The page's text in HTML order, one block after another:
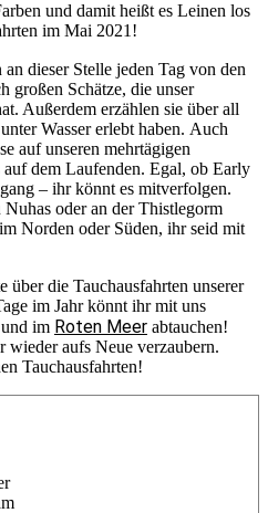
und damit heißt es Leinen los
im Mai 2021!
an dieser Stelle jeden Tag von den
großen Schätze, die unser
Außerdem erzählen sie über all
Wasser erlebt haben. Auch
auf unseren mehrtägigen
dem Laufenden. Egal, ob Early
– ihr könnt es mitverfolgen.
oder an der Thistlegorm
Norden oder Süden, ihr seid mit
über die Tauchausfahrten unserer
im Jahr könnt ihr mit uns
im Roten Meer abtauchen!
wieder aufs Neue verzaubern.
Tauchausfahrten!